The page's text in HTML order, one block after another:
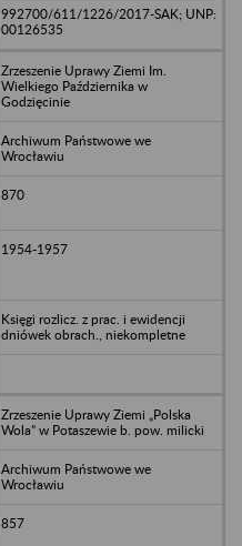
992700/611/1226/2017-SAK; UNP:
00126535
Zrzeszenie Uprawy Ziemi Im.
Wielkiego Października w
Godzięcinie
Archiwum Państwowe we
Wrocławiu
870
1954-1957
Księgi rozlicz. z prac. i ewidencji
dniówek obrach., niekompletne
Zrzeszenie Uprawy Ziemi „Polska
Wola” w Potaszewie b. pow. milicki
Archiwum Państwowe we
Wrocławiu
857